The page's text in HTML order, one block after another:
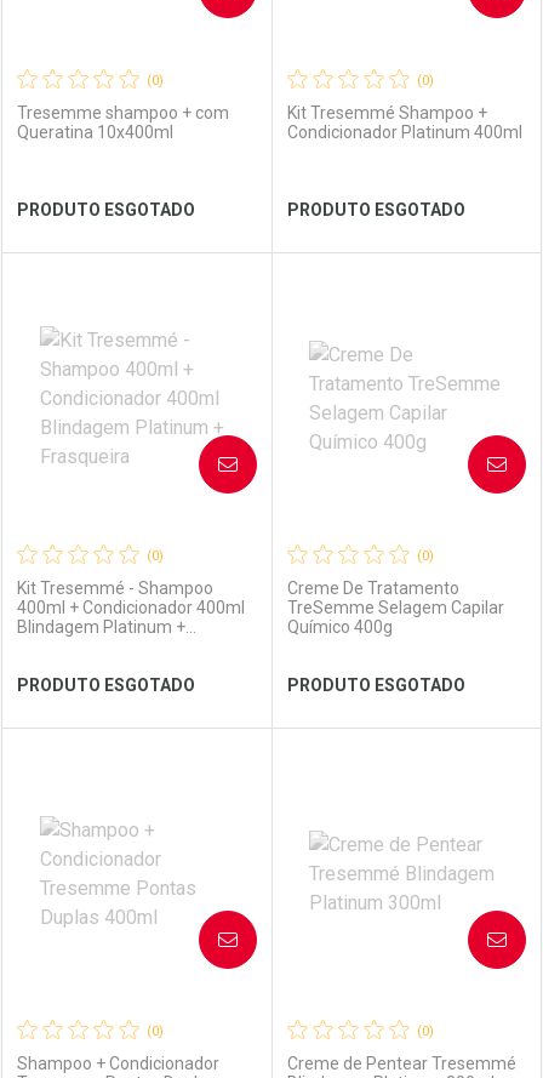
Ver Desconto Convênio Ver Desconto Convênio
(0)
Tresemme shampoo + com
Queratina 10x400ml
PRODUTO ESGOTADO
Laboratório
Ver Desconto Convênio
Por Menos
(0)
Kit Tresemmé Shampoo +
Condicionador Platinum 400ml
PRODUTO ESGOTADO
Laboratório
Ver Desconto Convênio
Por Menos
(0)
Kit Tresemmé - Shampoo
400ml + Condicionador 400ml
Blindagem Platinum +
PRODUTO ESGOTADO
AVISE-ME
Laboratório
Por Menos
(0)
Creme De Tratamento
TreSemme Selagem Capilar
Químico 400g
PRODUTO ESGOTADO
AVISE-ME
Laboratório
Por Menos
(0)
Shampoo + Condicionador
AVISE-ME
(0)
Creme de Pentear Tresemmé
AVISE-ME